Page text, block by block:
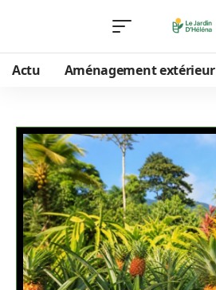
Actu Aménagement extérieur